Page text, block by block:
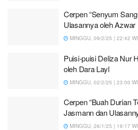
Cerpen “Senyum
Ulasannya oleh Azwar
MINGGU, 09/2/25 | 22:42
Puisi-puisi Deliza Nur
oleh Dara Layl
MINGGU, 02/2/25 | 23:00
Cerpen “Buah Durian
Jasmann dan
MINGGU, 26/1/25 | 19:17